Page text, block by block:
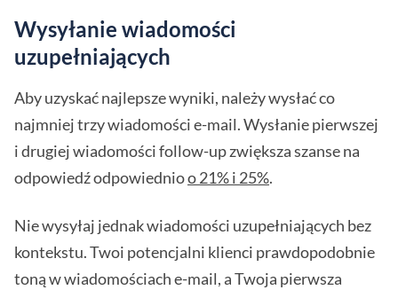
Wysyłanie wiadomości
uzupełniających
Aby uzyskać najlepsze wyniki, należy wysłać co
najmniej trzy wiadomości e-mail. Wysłanie pierwszej
i drugiej wiadomości follow-up zwiększa szanse na
odpowiedź odpowiednioo 21% i 25%.
Nie wysyłaj jednak wiadomości uzupełniających bez
kontekstu. Twoi potencjalni klienci prawdopodobnie
toną w wiadomościach e-mail, a Twoja pierwsza